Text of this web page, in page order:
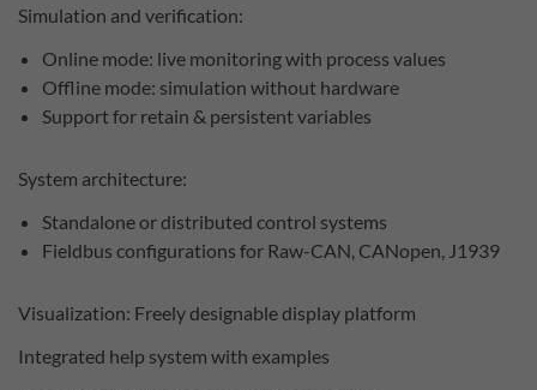
Simulation and verification:
Online mode: live monitoring with process values
Offline mode: simulation without hardware
Support for retain & persistent variables
System architecture:
Standalone or distributed control systems
Fieldbus configurations for Raw-CAN, CANopen, J1939
Visualization: Freely designable display platform
Integrated help system with examples